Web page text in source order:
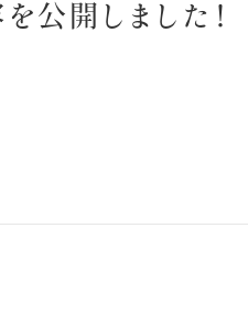
公開しました！